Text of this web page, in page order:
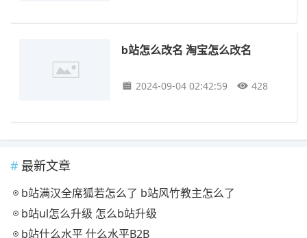
b站怎么改名 淘宝怎么改名
2024-09-04 02:42:59 428
最新文章
b站满汉全席狐若怎么了 b站风竹教主怎么了
b站ul怎么升级 怎么b站升级
b站什么水平 什么水平B2B